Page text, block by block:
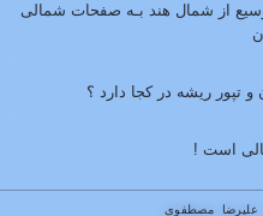
از شمال هند بـه صفحات شمالی
تپور ریشه در کجا دارد ؟
است !
علیرضا مصطفوی